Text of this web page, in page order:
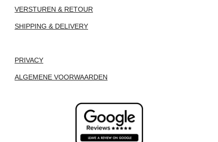
VERSTUREN & RETOUR
SHIPPING & DELIVERY
PRIVACY
ALGEMENE VOORWAARDEN